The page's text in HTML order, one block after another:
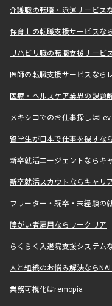
介護職の転職・派遣サービス
保育士の転職支援サービスな
リハビリ職の転職支援サービ
医師の転職支援サービスなら
医療・ヘルスケア業界の課題
メキシコでのお仕事探しは
留学生が日本で仕事を探すな
新卒就活エージェントならキ
新卒就活スカウトならキャリ
フリーター・既卒・未経験の
障がい者雇用ならワークリア
らくらく入退院支援システム
人と組織のお悩み解決なら
業務可視化はremopia